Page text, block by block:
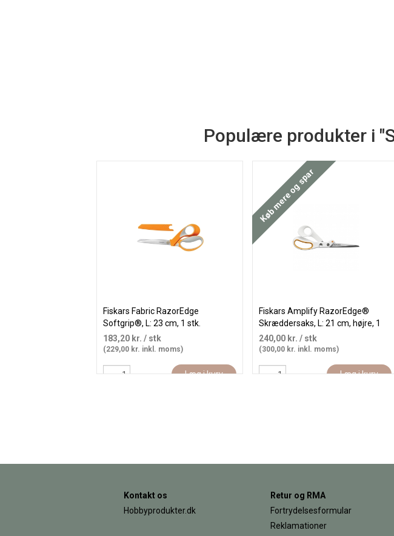
Populære produkter i
Fiskars Fabric RazorEdge
Softgrip®, L: 23 cm, 1 stk.
183,20 kr. / stk
(229,00 kr. inkl. moms)
Læg i kurv
Køb mere og spar
Fiskars Amplify RazorEdge®
Skræddersaks, L: 21 cm, højre, 1
stk.
240,00 kr. / stk
(300,00 kr. inkl. moms)
Læg i kurv
Kontakt os
Hobbyprodukter.dk
Retur og RMA
Fortrydelsesformular
Reklamationer